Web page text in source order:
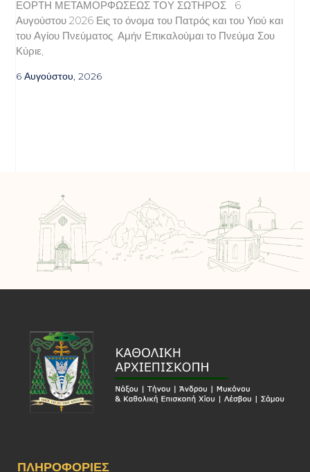
ΕΟΡΤΗ ΜΕΤΑΜΟΡΦΩΣΕΩΣ ΤΟΥ ΣΩΤΗΡΟΣ 6
Αυγούστου 2026 Εις το όνομα του Πατρός και του Υιού και
του Αγίου Πνεύματος. Αμήν Επικαλούμαι το Πνεύμα Σου
Κύριε,
6 Αυγούστου, 2026
ΠΛΗΡΟΦΟΡΊΕΣ